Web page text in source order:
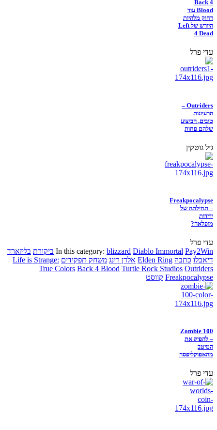
Back 4
Blood עוד
רחוק מלהיות
היורש של Left
4 Dead
עדי פרל
Outriders –
הרעיונות
טובים, הביצוע
שלהם פחות
גיל גוטקין
Freakpocalypse
– תחילתה של
ידידות
מופלאה?
עדי פרל
In this category: blizzard Diablo Immortal Pay2Win ביקורת בליזארד
דיאבלו כתבה Elden Ring אלדן רינג משחק תפקידים Life is Strange:
True Colors Back 4 Blood Turtle Rock Studios Outriders
Freakpocalypse קווסט
Zombie 100
– להפיק את
המיטב
מהאפוקליפסה
עדי פרל